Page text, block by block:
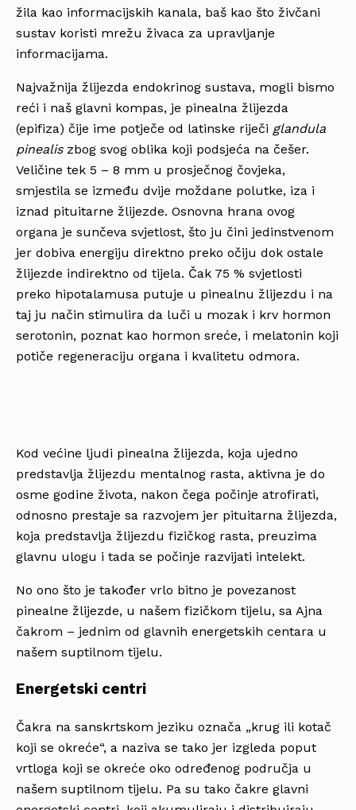
žila kao informacijskih kanala, baš kao što živčani
sustav koristi mrežu živaca za upravljanje
informacijama.
Najvažnija žlijezda endokrinog sustava, mogli bismo
reći i naš glavni kompas, je pinealna žlijezda
(epifiza) čije ime potječe od latinske riječi glandula
pinealiszbog svog oblika koji podsjeća na češer.
Veličine tek 5 – 8 mm u prosječnog čovjeka,
smjestila se između dvije moždane polutke, iza i
iznad pituitarne žlijezde. Osnovna hrana ovog
organa je sunčeva svjetlost, što ju čini jedinstvenom
jer dobiva energiju direktno preko očiju dok ostale
žlijezde indirektno od tijela. Čak 75 % svjetlosti
preko hipotalamusa putuje u pinealnu žlijezdu i na
taj ju način stimulira da luči u mozak i krv hormon
serotonin, poznat kao hormon sreće, i melatonin koji
potiče regeneraciju organa i kvalitetu odmora.
Kod većine ljudi pinealna žlijezda, koja ujedno
predstavlja žlijezdu mentalnog rasta, aktivna je do
osme godine života, nakon čega počinje atrofirati,
odnosno prestaje sa razvojem jer pituitarna žlijezda,
koja predstavlja žlijezdu fizičkog rasta, preuzima
glavnu ulogu i tada se počinje razvijati intelekt.
No ono što je također vrlo bitno je povezanost
pinealne žlijezde, u našem fizičkom tijelu, sa Ajna
čakrom – jednim od glavnih energetskih centara u
našem suptilnom tijelu.
Energetski centri
Čakra na sanskrtskom jeziku označa „krug ili kotač
koji se okreće“, a naziva se tako jer izgleda poput
vrtloga koji se okreće oko određenog područja u
našem suptilnom tijelu. Pa su tako čakre glavni